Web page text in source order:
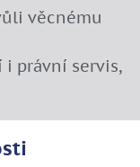
věcnému
právní servis,